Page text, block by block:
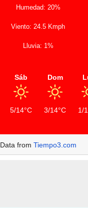
Humedad: 20%
Viento: 24.5 Kmph
Lluvia: 1%
Sáb
5/14°C
Dom
3/14°C 1/
Data from Tiempo3.com